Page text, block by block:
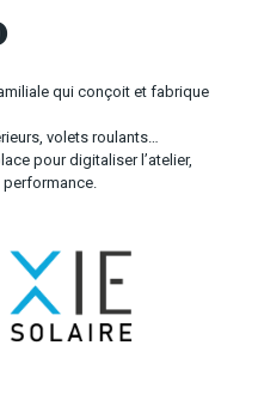
qui conçoit et fabrique
volets roulants…
pour digitaliser l’atelier,